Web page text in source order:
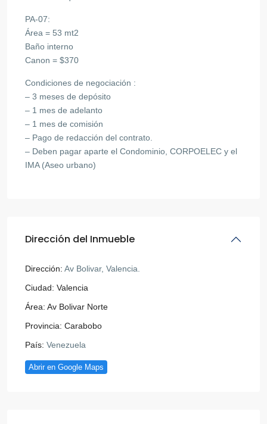
PA-07:
Área = 53 mt2
Baño interno
Canon = $370
Condiciones de negociación :
– 3 meses de depósito
– 1 mes de adelanto
– 1 mes de comisión
– Pago de redacción del contrato.
– Deben pagar aparte el Condominio, CORPOELEC y el
IMA (Aseo urbano)
Dirección del Inmueble
Dirección: Av Bolivar, Valencia.
Ciudad: Valencia
Área: Av Bolivar Norte
Provincia: Carabobo
País: Venezuela
Abrir en Google Maps